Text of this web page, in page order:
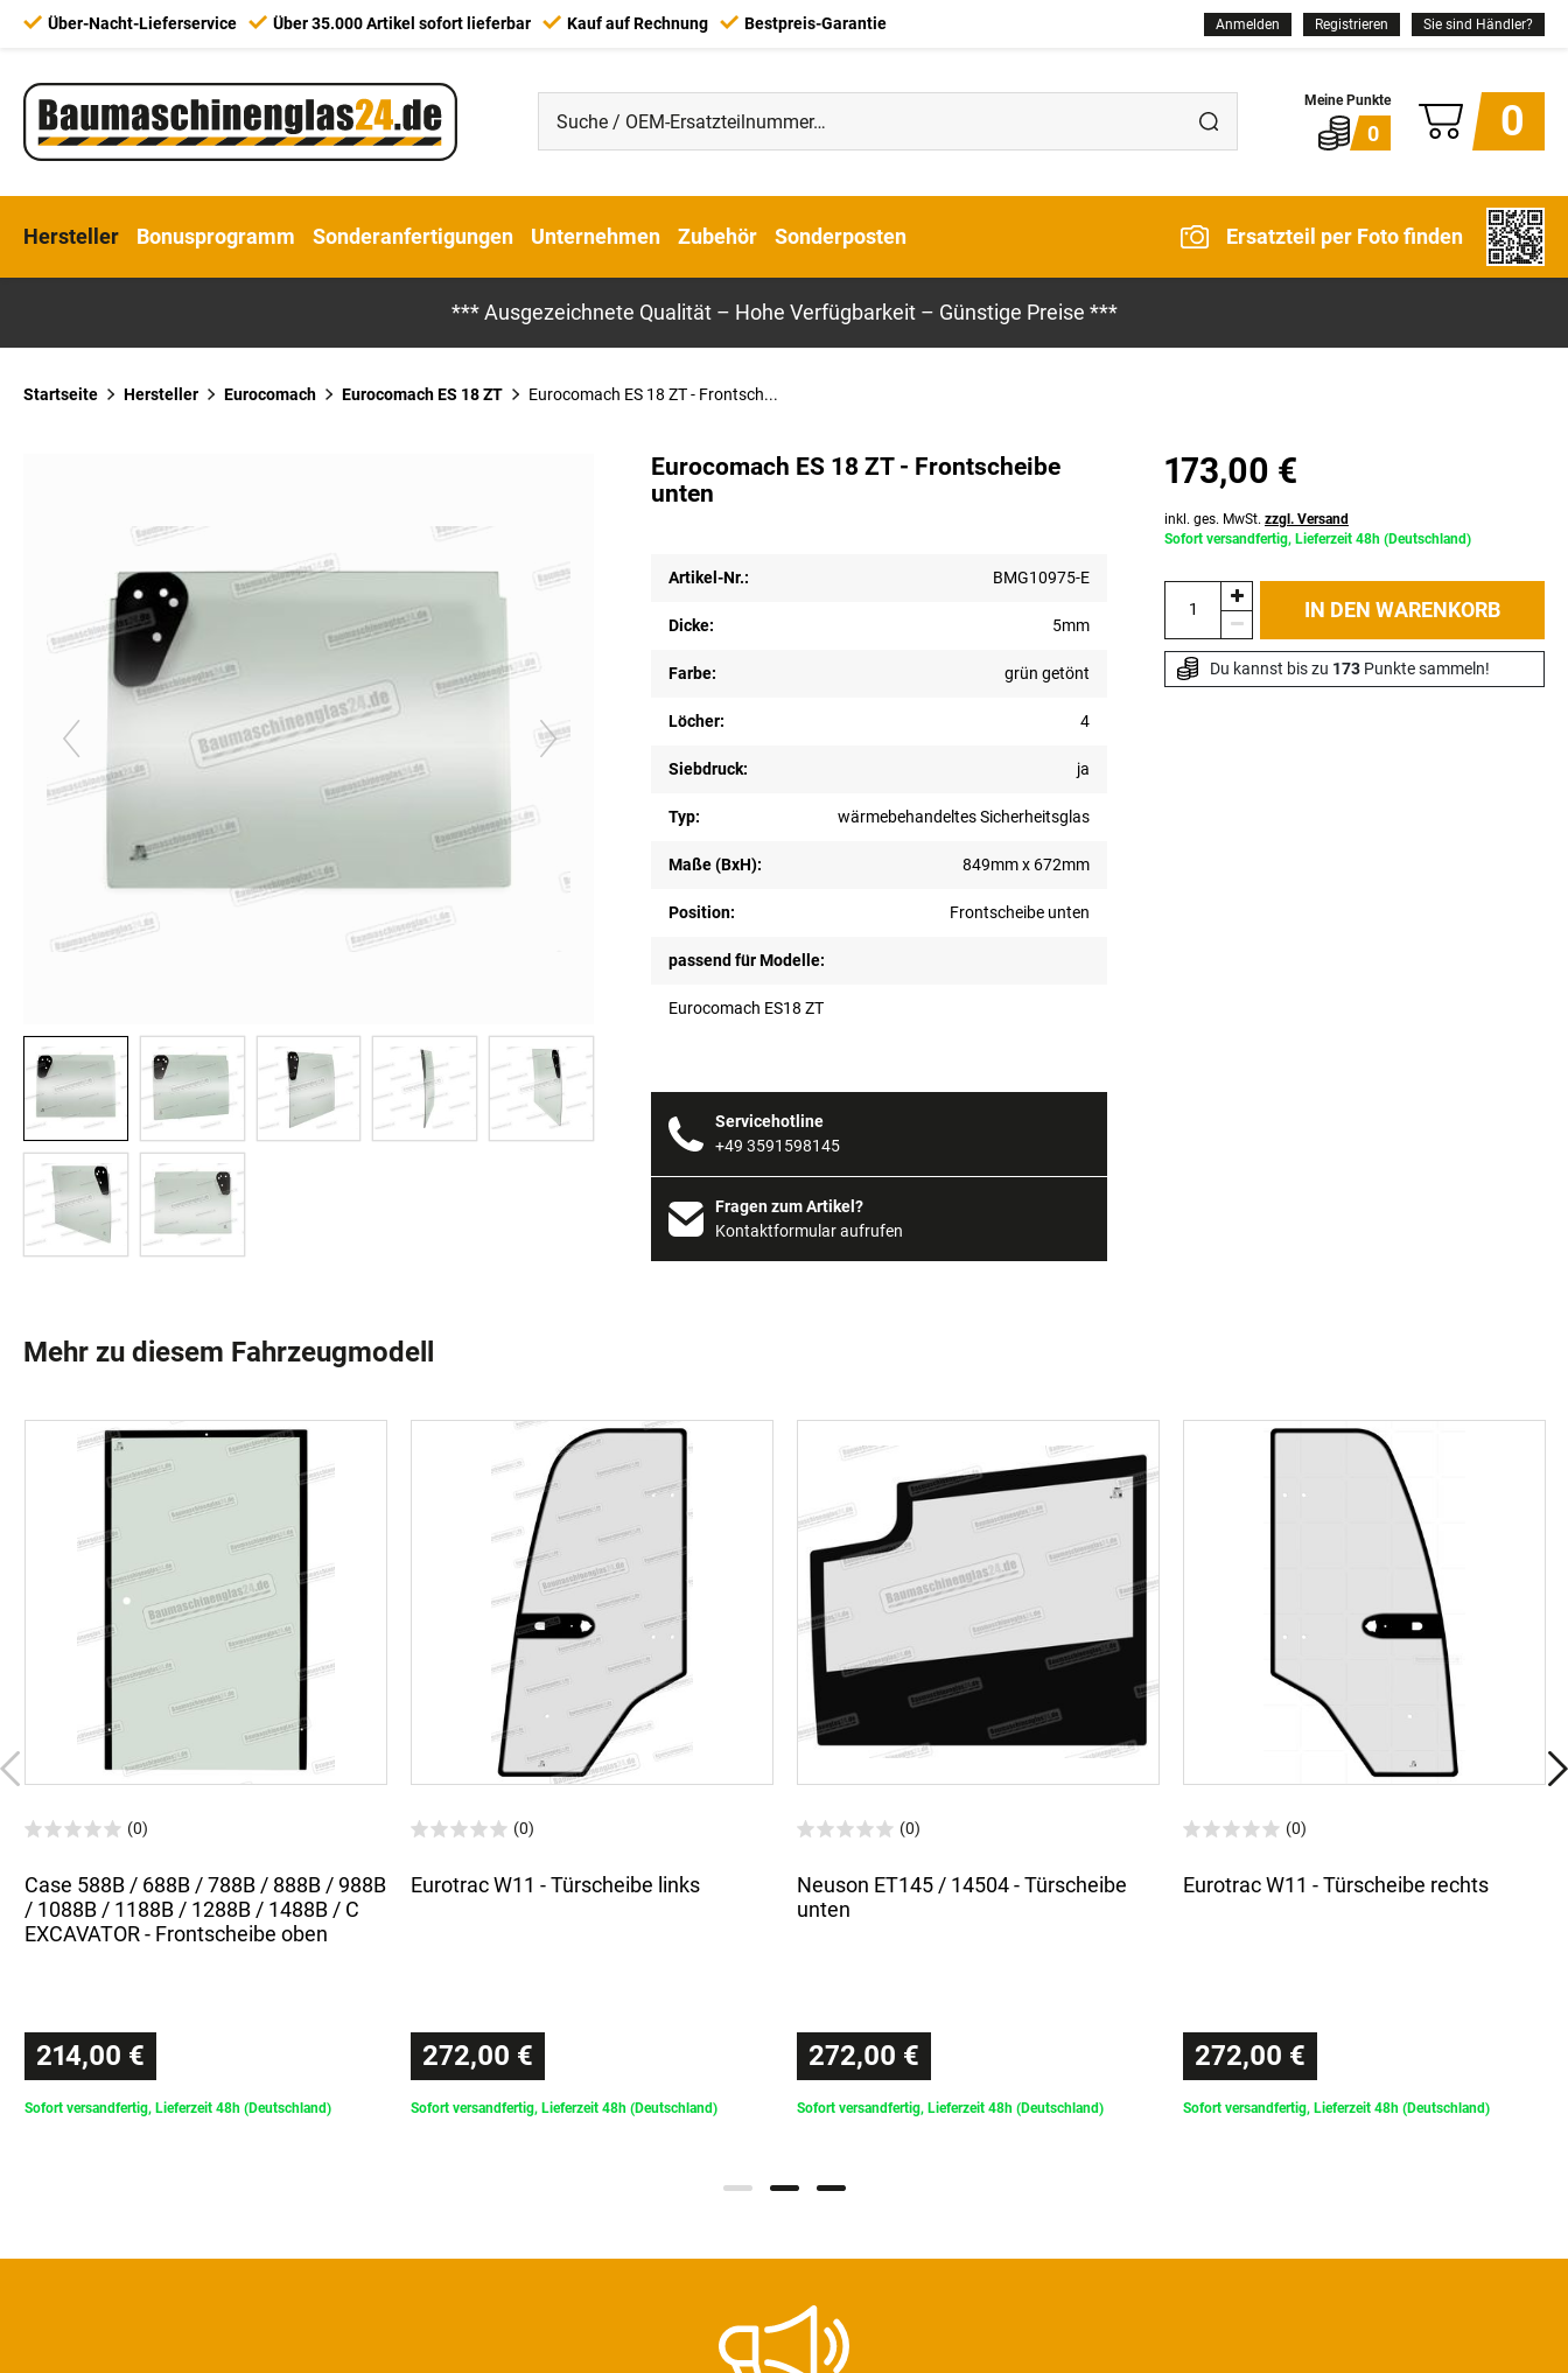
Über-Nacht-Lieferservice Über 35.000 Artikel sofort lieferbar Kauf auf Rechnung Bestpreis-Garantie Anmelden Registrieren Sie sind Händler?
0 0
Hersteller Bonusprogramm Sonderanfertigungen Unternehmen Zubehör Sonderposten Ersatzteil per Foto finden
*** Ausgezeichnete Qualität – Hohe Verfügbarkeit – Günstige Preise ***
Startseite Hersteller Eurocomach Eurocomach ES 18 ZT Eurocomach ES 18 ZT - Frontsch...
Eurocomach ES 18 ZT - Frontscheibe
unten
Artikel-Nr.: BMG10975-E
Dicke: 5mm
Farbe: grün getönt
Löcher: 4
Siebdruck: ja
Typ: wärmebehandeltes Sicherheitsglas
Maße (BxH): 849mm x 672mm
Position: Frontscheibe unten
passend für Modelle:
Eurocomach ES18 ZT
Servicehotline
+49 3591598145
Fragen zum Artikel?
Kontaktformular aufrufen
173,00 €
inkl. ges. MwSt. zzgl. Versand
Sofort versandfertig, Lieferzeit 48h (Deutschland)
IN DEN WARENKORB
Du kannst bis zu 173 Punkte sammeln!
Mehr zu diesem Fahrzeugmodell
(0)
Case 588B / 688B / 788B / 888B / 988B
/ 1088B / 1188B / 1288B / 1488B / C
EXCAVATOR - Frontscheibe oben
214,00 €
Sofort versandfertig, Lieferzeit 48h (Deutschland)
(0)
Eurotrac W11 - Türscheibe links
272,00 €
Sofort versandfertig, Lieferzeit 48h (Deutschland)
(0)
Neuson ET145 / 14504 - Türscheibe
unten
272,00 €
Sofort versandfertig, Lieferzeit 48h (Deutschland)
(0)
Eurotrac W11 - Türscheibe rechts
272,00 €
Sofort versandfertig, Lieferzeit 48h (Deutschland)